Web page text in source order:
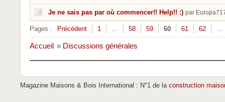
Je ne sais pas par où commencer!! Help!! :) par
Pages : Précédent 1 … 58 59 60 61 62 …
Accueil » Discussions générales
Magazine Maisons & Bois International : N°1 de la construction